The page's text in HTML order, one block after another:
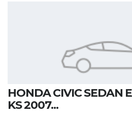
HONDA CIVIC SEDAN
KS 2007...